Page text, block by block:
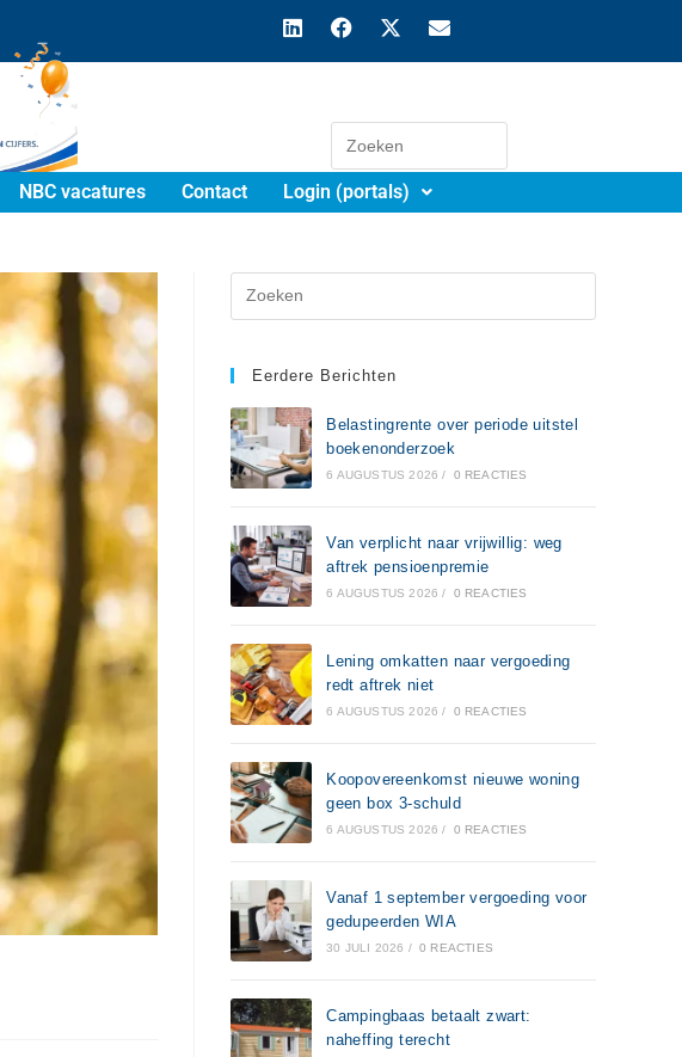
NBC vacatures Contact Login (portals)
Eerdere Berichten
Belastingrente over periode uitstel
boekenonderzoek
6 AUGUSTUS 2026 / 0 REACTIES
Van verplicht naar vrijwillig: weg
aftrek pensioenpremie
6 AUGUSTUS 2026 / 0 REACTIES
Lening omkatten naar vergoeding
redt aftrek niet
6 AUGUSTUS 2026 / 0 REACTIES
Koopovereenkomst nieuwe woning
geen box 3-schuld
6 AUGUSTUS 2026 / 0 REACTIES
Vanaf 1 september vergoeding voor
gedupeerden WIA
30 JULI 2026 / 0 REACTIES
Campingbaas betaalt zwart:
naheffing terecht